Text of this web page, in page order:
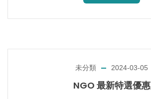
未分類 2024-03-05
NGO 最新特選優惠